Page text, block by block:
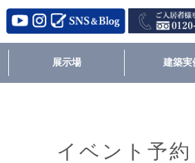
展示場 建築実
イベント予約